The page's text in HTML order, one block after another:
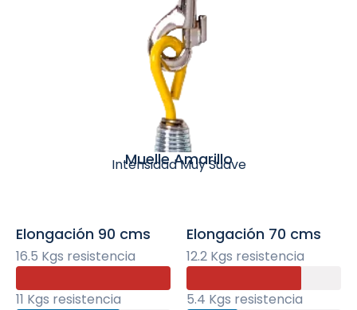
Muelle Amarillo
Intensidad Muy Suave
Elongación 90 cms
16.5 Kgs resistencia
11 Kgs resistencia
Elongación 70 cms
12.2 Kgs resistencia
5.4 Kgs resistencia